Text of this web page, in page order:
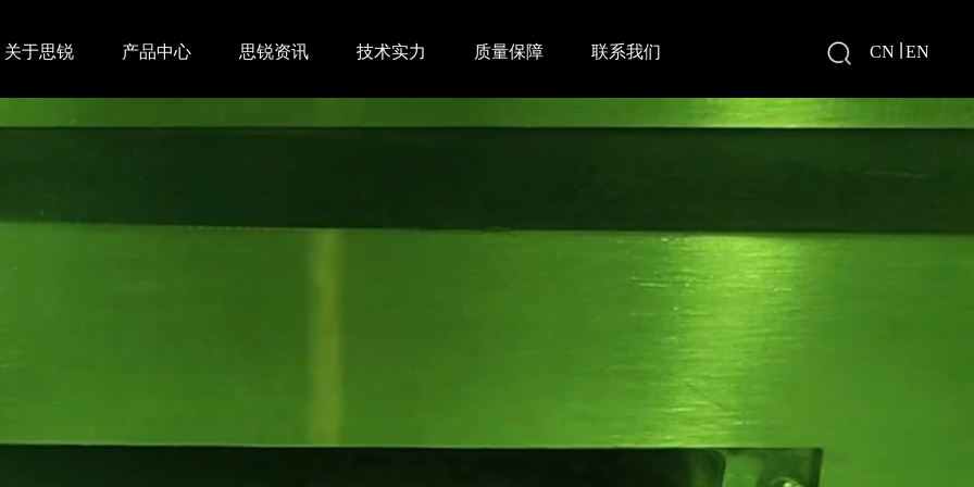
关于思锐 产品中心 思锐资讯 技术实力 质量保障 联系我们 CN EN